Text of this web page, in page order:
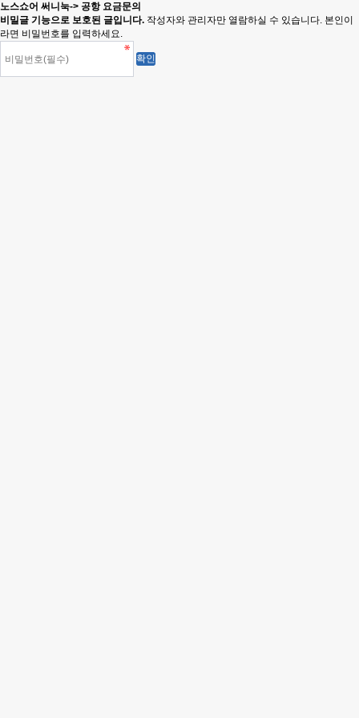
노스쇼어 써니눅-> 공항 요금문의
비밀글 기능으로 보호된 글입니다. 작성자와 관리자만 열람하실 수 있습니다. 본인이
라면 비밀번호를 입력하세요.